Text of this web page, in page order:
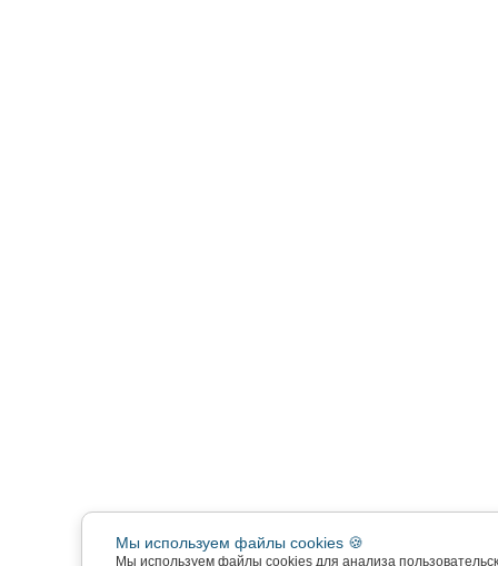
Мы используем файлы cookies 🍪
Мы используем файлы cookies для анализа